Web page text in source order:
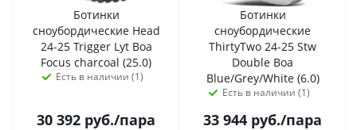
Ботинки
сноубордические Head
24-25 Trigger Lyt Boa
Focus charcoal (25.0)
Есть в наличии (1)
30 392 руб./пара
Ботинки
сноубордические
ThirtyTwo 24-25 Stw
Double Boa
Blue/Grey/White (6.0)
Есть в наличии (1)
33 944 руб./пара